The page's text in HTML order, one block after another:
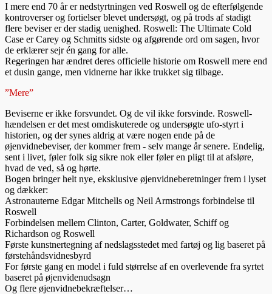
I mere end 70 år er nedstyrtningen ved Roswell og de efterfølgende
kontroverser og fortielser blevet undersøgt, og på trods af stadigt
flere beviser er der stadig uenighed. Roswell: The Ultimate Cold
Case er Carey og Schmitts sidste og afgørende ord om sagen, hvor
de erklærer sejr én gang for alle.
Regeringen har ændret deres officielle historie om Roswell mere end
et dusin gange, men vidnerne har ikke trukket sig tilbage.
”Mere”
Beviserne er ikke forsvundet. Og de vil ikke forsvinde. Roswell-
hændelsen er det mest omdiskuterede og undersøgte ufo-styrt i
historien, og der synes aldrig at være nogen ende på de
øjenvidnebeviser, der kommer frem - selv mange år senere. Endelig,
sent i livet, føler folk sig sikre nok eller føler en pligt til at afsløre,
hvad de ved, så og hørte.
Bogen bringer helt nye, eksklusive øjenvidneberetninger frem i lyset
og dækker:
Astronauterne Edgar Mitchells og Neil Armstrongs forbindelse til
Roswell
Forbindelsen mellem Clinton, Carter, Goldwater, Schiff og
Richardson og Roswell
Første kunstnertegning af nedslagsstedet med fartøj og lig baseret på
førstehåndsvidnesbyrd
For første gang en model i fuld størrelse af en overlevende fra syrtet
baseret på øjenvidenudsagn
Og flere øjenvidnebekræftelser…